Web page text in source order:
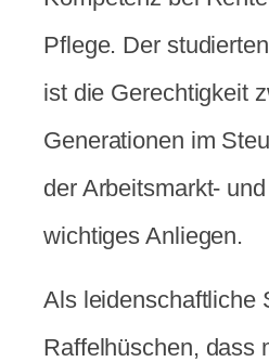
Pflege. Der
ist die Gerechtigkeit
Generationen im
der Arbeitsmarkt-
wichtiges Anliegen.
Als leidenschaftliche
Raffelhüschen, dass